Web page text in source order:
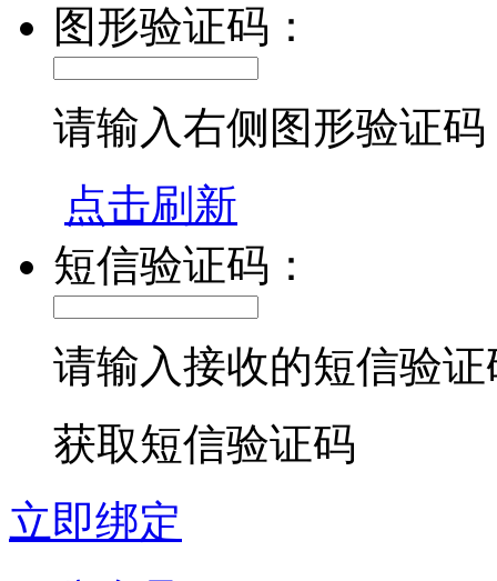
图形验证码：
请输入右侧图形验证码
点击刷新
短信验证码：
请输入接收的短信验证
获取短信验证码
立即绑定